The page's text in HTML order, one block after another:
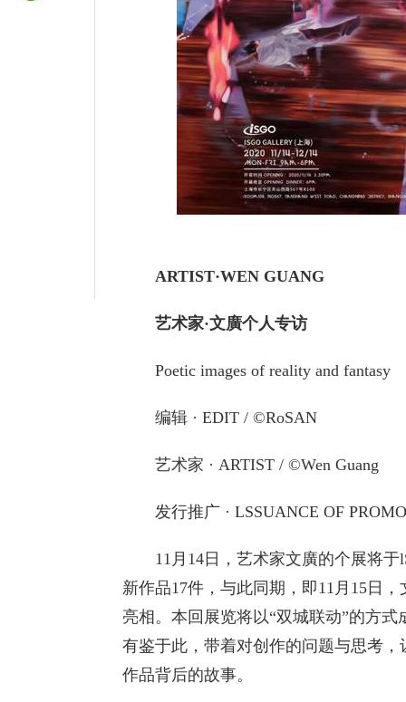
ARTIST·WEN GUANG
艺术家·文廣个人专访
Poetic images of reality and fantasy
编辑 · EDIT / ©RoSAN
艺术家 · ARTIST / ©Wen Guang
发行推广 · LSSUANCE OF
11月14日，艺术家文廣的个展将于
新作品17件，与此同期，即11月15日
亮相。本回展览将以“双城联动”的方
有鉴于此，带着对创作的问题与思考
作品背后的故事。